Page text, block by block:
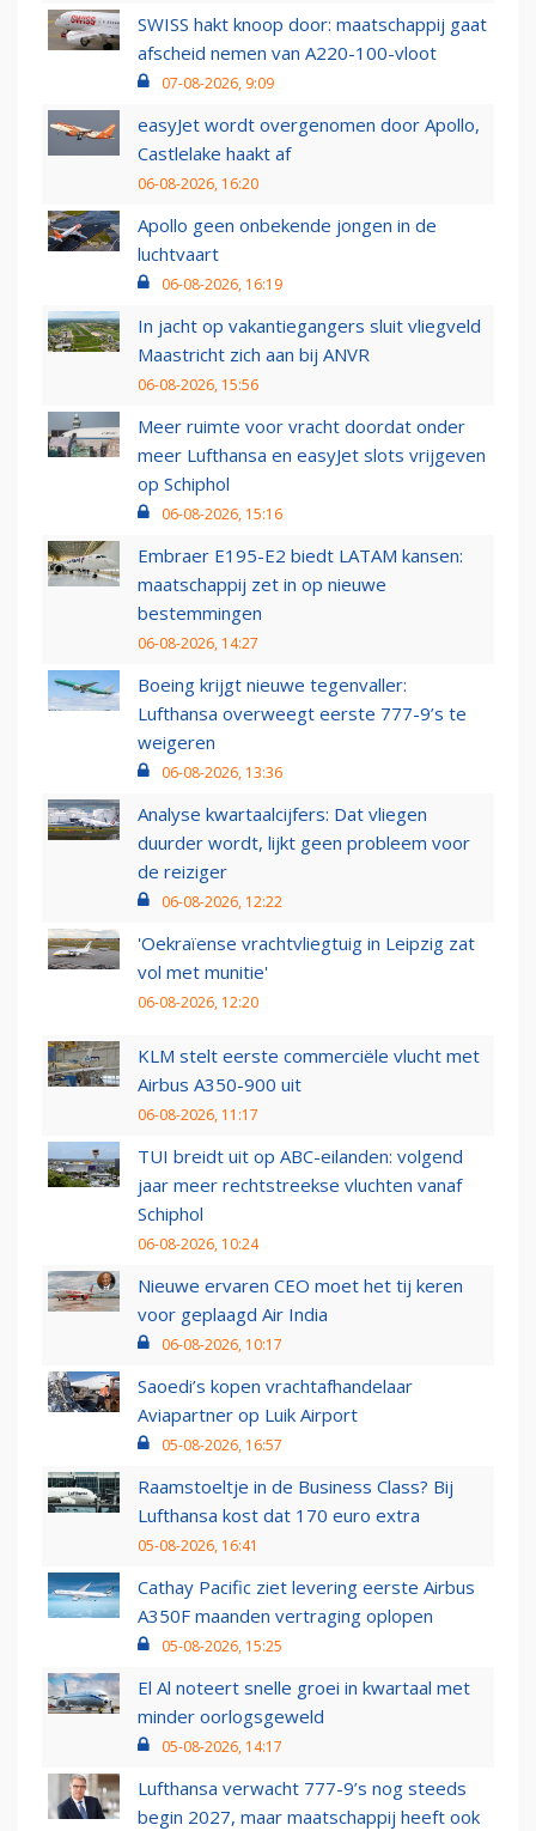
SWISS hakt knoop door: maatschappij gaat
afscheid nemen van A220-100-vloot
07-08-2026, 9:09
easyJet wordt overgenomen door Apollo,
Castlelake haakt af
06-08-2026, 16:20
Apollo geen onbekende jongen in de
luchtvaart
06-08-2026, 16:19
In jacht op vakantiegangers sluit vliegveld
Maastricht zich aan bij ANVR
06-08-2026, 15:56
Meer ruimte voor vracht doordat onder
meer Lufthansa en easyJet slots vrijgeven
op Schiphol
06-08-2026, 15:16
Embraer E195-E2 biedt LATAM kansen:
maatschappij zet in op nieuwe
bestemmingen
06-08-2026, 14:27
Boeing krijgt nieuwe tegenvaller:
Lufthansa overweegt eerste 777-9’s te
weigeren
06-08-2026, 13:36
Analyse kwartaalcijfers: Dat vliegen
duurder wordt, lijkt geen probleem voor
de reiziger
06-08-2026, 12:22
'Oekraïense vrachtvliegtuig in Leipzig zat
vol met munitie'
06-08-2026, 12:20
KLM stelt eerste commerciële vlucht met
Airbus A350-900 uit
06-08-2026, 11:17
TUI breidt uit op ABC-eilanden: volgend
jaar meer rechtstreekse vluchten vanaf
Schiphol
06-08-2026, 10:24
Nieuwe ervaren CEO moet het tij keren
voor geplaagd Air India
06-08-2026, 10:17
Saoedi’s kopen vrachtafhandelaar
Aviapartner op Luik Airport
05-08-2026, 16:57
Raamstoeltje in de Business Class? Bij
Lufthansa kost dat 170 euro extra
05-08-2026, 16:41
Cathay Pacific ziet levering eerste Airbus
A350F maanden vertraging oplopen
05-08-2026, 15:25
El Al noteert snelle groei in kwartaal met
minder oorlogsgeweld
05-08-2026, 14:17
Lufthansa verwacht 777-9’s nog steeds
begin 2027, maar maatschappij heeft ook